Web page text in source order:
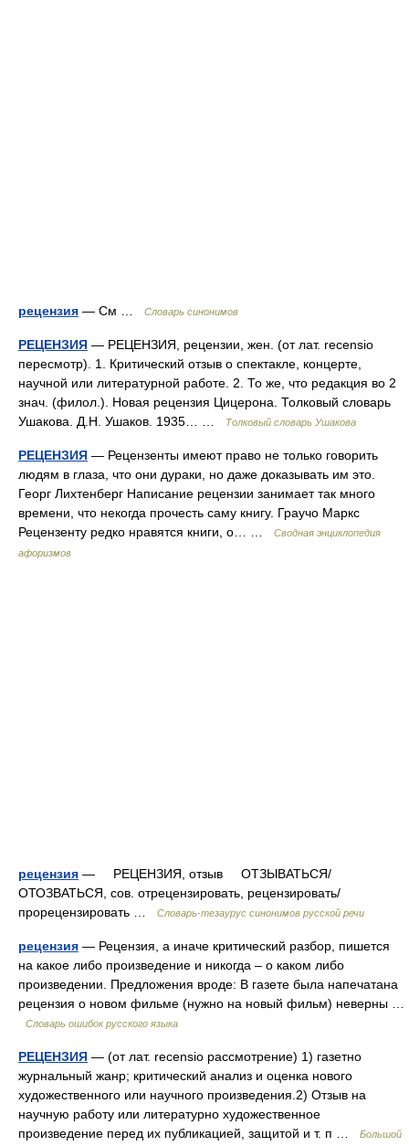
рецензия — См … Словарь синонимов
РЕЦЕНЗИЯ — РЕЦЕНЗИЯ, рецензии, жен. (от лат. recensio
пересмотр). 1. Критический отзыв о спектакле, концерте,
научной или литературной работе. 2. То же, что редакция во 2
знач. (филол.). Новая рецензия Цицерона. Толковый словарь
Ушакова. Д.Н. Ушаков. 1935… …
Толковый словарь Ушакова
РЕЦЕНЗИЯ — Рецензенты имеют право не только говорить
людям в глаза, что они дураки, но даже доказывать им это.
Георг Лихтенберг Написание рецензии занимает так много
времени, что некогда прочесть саму книгу. Граучо Маркс
Рецензенту редко нравятся книги, о… …
Сводная энциклопедия
афоризмов
рецензия — РЕЦЕНЗИЯ, отзыв ОТЗЫВАТЬСЯ/
ОТОЗВАТЬСЯ, сов. отрецензировать, рецензировать/
прорецензировать …
Словарь-тезаурус синонимов русской речи
рецензия — Рецензия, а иначе критический разбор, пишется
на какое либо произведение и никогда – о каком либо
произведении. Предложения вроде: В газете была напечатана
рецензия о новом фильме (нужно на новый фильм) неверны …
Словарь ошибок русского языка
РЕЦЕНЗИЯ — (от лат. recensio рассмотрение) 1) газетно
журнальный жанр; критический анализ и оценка нового
художественного или научного произведения.2) Отзыв на
научную работу или литературно художественное
произведение перед их публикацией, защитой и т. п …
Большой